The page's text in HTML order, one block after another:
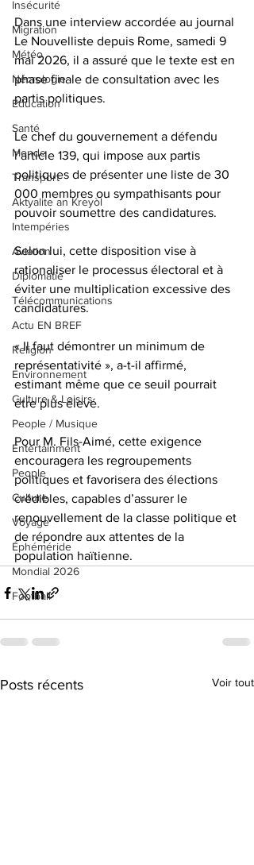
Insécurité
Migration
Météo
Nécrologie
Éducation
Santé
Monde
Transport
Aktyalite an Kreyòl
Intempéries
Aviation
Diplomatie
Télécommunications
Actu EN BREF
Religion
Environnement
Culture & Loisirs
People / Musique
Entertainment
People
Culture
Voyage
Éphéméride
Mondial 2026
Football
Dans une interview accordée au journal
Le Nouvelliste depuis Rome, samedi 9
mai 2026, il a assuré que le texte est en
phase finale de consultation avec les
partis politiques.
Le chef du gouvernement a défendu
l’article 139, qui impose aux partis
politiques de présenter une liste de 30
000 membres ou sympathisants pour
pouvoir soumettre des candidatures.
Selon lui, cette disposition vise à
rationaliser le processus électoral et à
éviter une multiplication excessive des
candidatures.
« Il faut démontrer un minimum de
représentativité », a-t-il affirmé,
estimant même que ce seuil pourrait
être plus élevé.
Pour M. Fils-Aimé, cette exigence
encouragera les regroupements
politiques et favorisera des élections
crédibles, capables d’assurer le
renouvellement de la classe politique et
de répondre aux attentes de la
population haïtienne.
Posts récents Voir tout